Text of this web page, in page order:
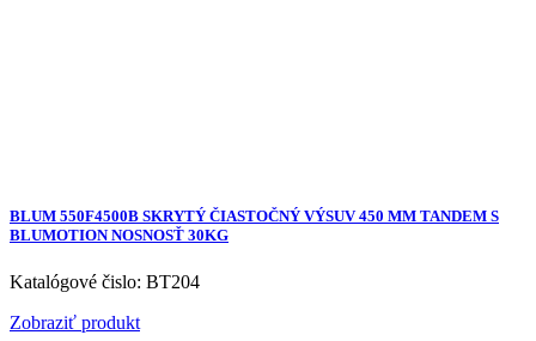
BLUM 550F4500B SKRYTÝ ČIASTOČNÝ VÝSUV 450 MM TANDEM S
BLUMOTION NOSNOSŤ 30KG
Katalógové čislo: BT204
Zobraziť produkt